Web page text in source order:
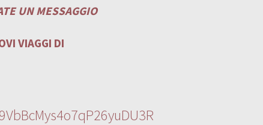
UN MESSAGGIO
VIAGGI DI